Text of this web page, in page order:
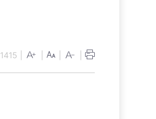
1415